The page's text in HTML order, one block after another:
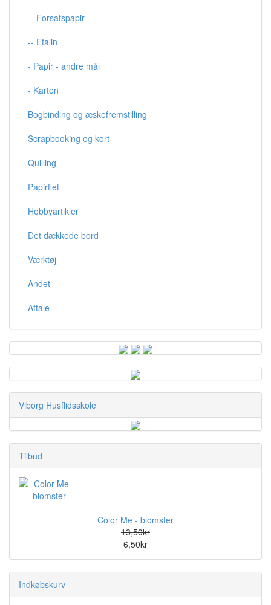
-- Forsatspapir
-- Efalin
- Papir - andre mål
- Karton
Bogbinding og æskefremstilling
Scrapbooking og kort
Quilling
Papirflet
Hobbyartikler
Det dækkede bord
Værktøj
Andet
Aftale
Viborg Husflidsskole
Tilbud
Color Me - blomster
13,50kr
6,50kr
Indkøbskurv